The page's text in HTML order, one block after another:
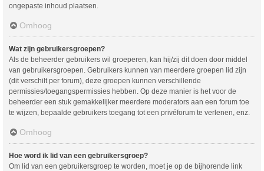
ongepaste inhoud plaatsen.
Omhoog
Wat zijn gebruikersgroepen?
Als de beheerder gebruikers wil groeperen, kan hij/zij dit doen door middel
van gebruikersgroepen. Gebruikers kunnen van meerdere groepen lid zijn
(dit verschilt per forum), deze groepen kunnen verschillende
permissies/toegangspermissies hebben. Op deze manier is het voor de
beheerder een stuk gemakkelijker meerdere moderators aan een forum toe
te wijzen, bepaalde gebruikers toegang tot een privéforum te verlenen, enz.
Omhoog
Hoe word ik lid van een gebruikersgroep?
Om lid van een gebruikersgroep te worden, moet je op de bijhorende link